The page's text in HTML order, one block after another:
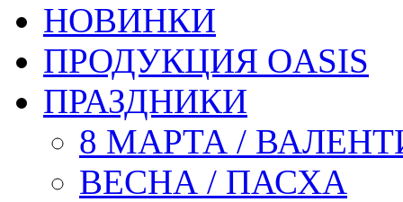
НОВИНКИ
ПРОДУКЦИЯ OASIS
ПРАЗДНИКИ
8 МАРТА /
ВЕСНА / ПАСХА